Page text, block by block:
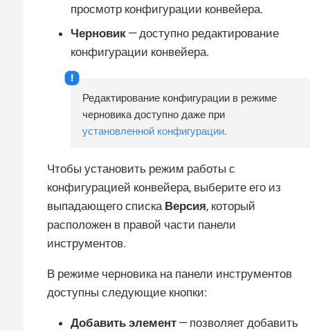
просмотр конфигурации конвейера.
Черновик — доступно редактирование
конфигурации конвейера.
Редактирование конфигурации в режиме
черновика доступно даже при
установленной конфигурации.
Чтобы установить режим работы с
конфигурацией конвейера, выберите его из
выпадающего списка Версия, который
расположен в правой части панели
инструментов.
В режиме черновика на панели инструментов
доступны следующие кнопки:
Добавить элемент — позволяет добавить